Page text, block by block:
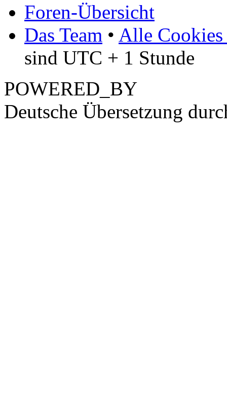
Foren-Übersicht
Das Team • Alle Cookies
sind UTC + 1 Stunde
POWERED_BY
Deutsche Übersetzung